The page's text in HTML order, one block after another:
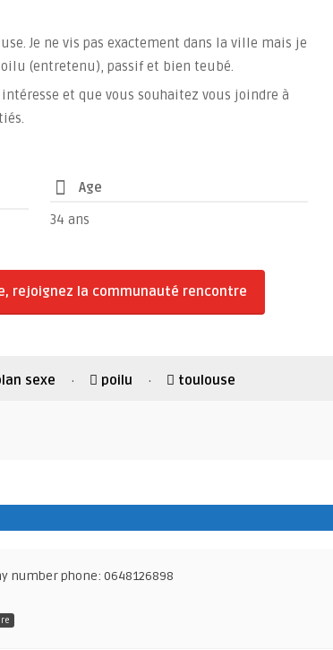
Je ne vis pas exactement dans la ville mais je
(entretenu), passif et bien teubé.
et que vous souhaitez vous joindre à
Age
34 ans
rejoignez la communauté rencontre
sexe · poilu · toulouse
number phone: 0648126898